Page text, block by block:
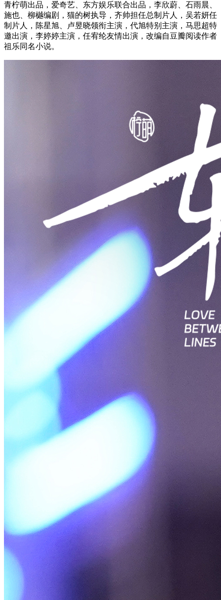
青柠萌出品，爱奇艺、东方娱乐联合出品，李欣蔚、石雨晨、
施也、柳樾编剧，猫的树执导，齐帅担任总制片人，吴若妍任
制片人，陈星旭、卢昱晓领衔主演，代旭特别主演，马思超特
邀出演，李婷婷主演，任宥纶友情出演，改编自豆瓣阅读作者
祖乐同名小说。